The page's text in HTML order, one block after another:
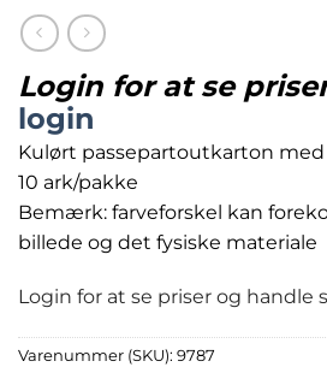
Login for at se
login
Kulørt passepartoutkarton
10 ark/pakke
Bemærk: farveforskel kan
billede og det fysiske materiale
Login for at se priser og handle
Varenummer (SKU): 9787